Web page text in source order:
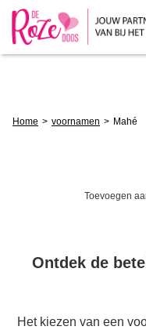
Home voornamen Mahé
Toevoegen
Ontdek de
Het kiezen van een